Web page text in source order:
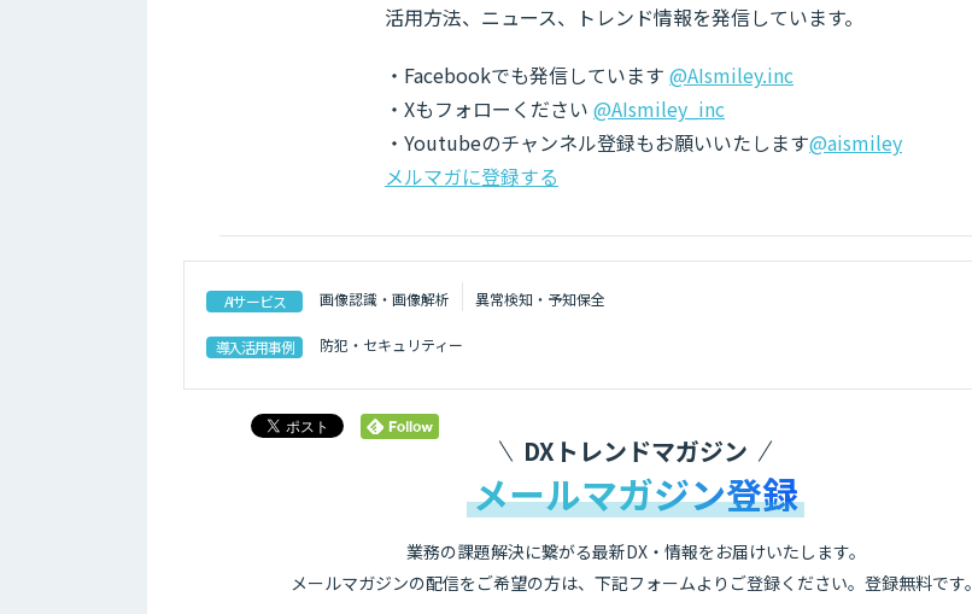
活用方法、ニュース、トレンド情報を発信しています。
・Facebookでも発信しています @AIsmiley.inc
・Xもフォローください @AIsmiley_inc
・Youtubeのチャンネル登録もお願いいたします@aismiley
メルマガに登録する
AIサービス 画像認識・画像解析 異常検知・予知保全
導入活用事例 防犯・セキュリティー
DXトレンドマガジン
メールマガジン登録
業務の課題解決に繋がる最新DX・情報をお届けいたします。
メールマガジンの配信をご希望の方は、下記フォームよりご登録ください。登録無料です。